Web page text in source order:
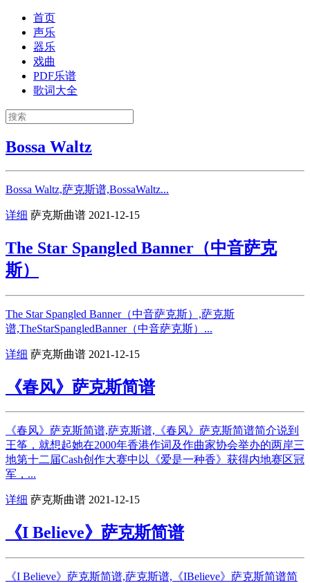
首页
声乐
器乐
戏曲
PDF乐谱
歌词大全
Bossa Waltz
Bossa Waltz,萨克斯谱,BossaWaltz...
详细 萨克斯曲谱 2021-12-15
The Star Spangled Banner（中音萨克
斯）
The Star Spangled Banner（中音萨克斯）,萨克斯
谱,TheStarSpangledBanner（中音萨克斯）...
详细 萨克斯曲谱 2021-12-15
《春风》萨克斯简谱
《春风》萨克斯简谱,萨克斯谱,《春风》萨克斯简谱简介说到
王筝，就想起她在2000年香港作词及作曲家协会举办的两岸三
地第十二届Cash创作大赛中以《爱是一种香》获得内地赛区冠
军，...
详细 萨克斯曲谱 2021-12-15
《I Believe》萨克斯简谱
《I Believe》萨克斯简谱,萨克斯谱,《IBelieve》萨克斯简谱简